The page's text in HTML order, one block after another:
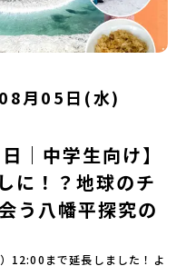
から、【キャンセルのご連
日目にあたる日以前：無
：30％・プログラム開始日
％・催行中止について天候な
能性があります。その場合
たします。又、最少催行人数
でに催行中止の旨をメール
問その他、よくあるご質問
営団体について＜プログラ
プラットフォーム＞「意志
会をつくる」というビジョ
た教育事業団体です。日本
卒業後に地域の枠を越えて生
・学校で1〜3年間過ごすこ
プログラムの内容を詳しく
る方向けにZoomでのオン
レベルに合わせて、以下の2
1】全体オンライン説明会
「おためし地域留学」を知
選んで参加できる「おため
ブ動画をご覧いただけま
のサポート体制、安全面に
取町プログラム説明会〜
い方へ〜全体説明を聞いた
の？」「どんな町なの？」
取町ならではの豊かな文化
ぷりとお伝えします。日
なとこ
ト体験プログラム内容（予
ション・自己紹介ワーク」
と夢を体験「砂金堀」 -川
を知る学校体験 -高校生
樹町ならではのランチ＆ス
」 -大樹町宇宙交流センタ
てみよう！「みんなで
の大人たちと交流＜3日目
-みんなで振り返り対話「牧
見学・搾乳体験・動物と触
） 14：00頃プログラム終
予定です。※天候の状況や参
合がございます。参加概要
う）【実施日程】7月28日
切にしてきたものがありま
く昔、武士たちがまちを守る
武家屋敷群」。今も残る約
住んでいます。400年前の武
で、まち全体がタイムカプ
がる八代海（やつしろか
夕日は一生に一度は見てお
築科」と「機械電気科」の2
デザインにチャレンジでき
」の木材加工部門で九州大
モノ！この旅では自分の手
たり、電気を組んだり、木
れる高校で&quot;自分の手
は自分だけの「竹灯籠（た
す。真っ青な海に思いっき
月05日(水)
｜中学生向け】
に！？地球のチ
う八幡平探究の
12:00まで延長しました！よ